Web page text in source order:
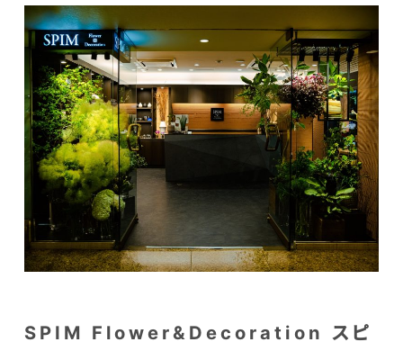
SPIM Flower&Decoration スピ